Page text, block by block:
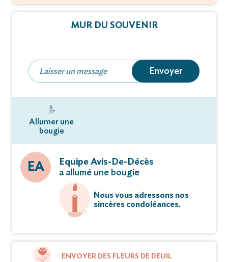
MUR DU SOUVENIR
Envoyer
Allumer une
bougie
EA
Equipe Avis-De-Décès
a allumé une bougie
Nous vous adressons nos
sincères condoléances.
ENVOYER DES FLEURS DE DEUIL